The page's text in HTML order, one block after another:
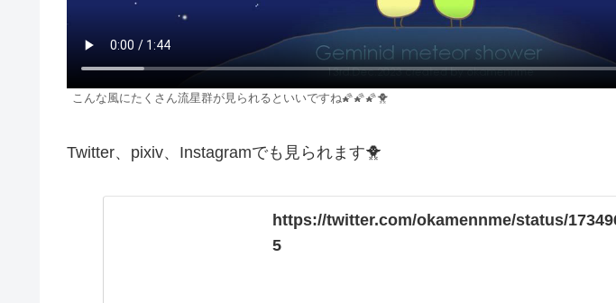
こんな風にたくさん流星群が見られるといいですね🌠🌠🌠🐥
Twitter、pixiv、Instagramでも見られます🐥
https://twitter.com/okamennme/status/
5